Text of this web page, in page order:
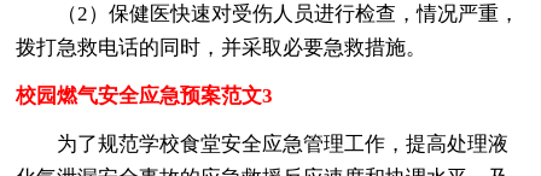
（2）保健医快速对受伤人员进行检查，情况严重，
拨打急救电话的同时，并采取必要急救措施。
校园燃气安全应急预案范文3
为了规范学校食堂安全应急管理工作，提高处理液